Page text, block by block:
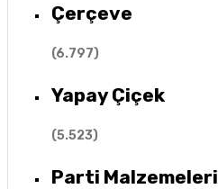
Çerçeve
(6.797)
Yapay Çiçek
(5.523)
Parti Malzemeleri